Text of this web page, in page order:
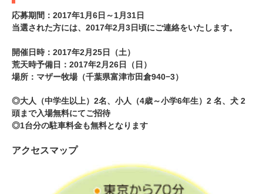
応募期間：2017年1月6日～1月31日
当選された方には、2017年2月3日頃にご連絡をいたします。
開催日時：2017年2月25日（土）
荒天時予備日：2017年2月26日（日）
場所：マザー牧場（千葉県富津市田倉940−3）
◎大人（中学生以上）2名、小人（4歳～小学6年生）2 名、犬 2
頭まで入場無料にてご招待
◎1台分の駐車料金も無料となります
アクセスマップ